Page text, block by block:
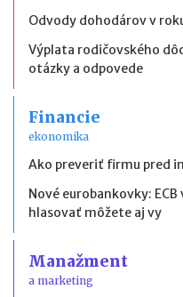
Odvody dohodárov v
Výplata rodičovského
otázky a odpovede
Financie
ekonomika
Ako preveriť firmu pred
Nové eurobankovky:
hlasovať môžete aj vy
Manažment
a marketing